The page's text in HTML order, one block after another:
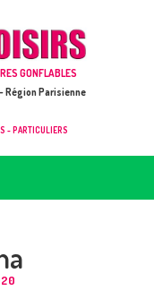
GONFLABLES
Région Parisienne
- PARTICULIERS